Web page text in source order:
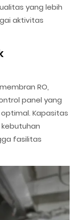
yang lebih
aktivitas
RO,
panel yang
Kapasitas
fasilitas